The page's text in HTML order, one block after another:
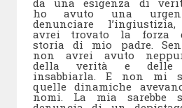
da una esigenza di
ho avuto una
denunciare
avrei trovato la forza
storia di mio padre.
non avrei avuto
della verità e delle
insabbiarla. E non mi
quelle dinamiche
nomi. La mia sarebbe